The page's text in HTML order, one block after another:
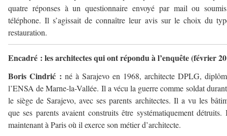
quatre réponses à un questionnaire envoyé par mail ou
téléphone. Il s’agissait de connaître leur avis sur le choix du
restauration.
Encadré : les architectes qui ont répondu à l’enquête (février
Boris Cindrić : né à Sarajevo en 1968, architecte DPLG,
l’ENSA de Marne-la-Vallée. Il a vécu la guerre comme soldat
le siège de Sarajevo, avec ses parents architectes. Il a vu les
que ses parents avaient construits être systématiquement
maintenant à Paris où il exerce son métier d’architecte.